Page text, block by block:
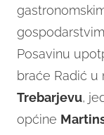
Posavinu
braće Radić u
Trebarjevu,
općine